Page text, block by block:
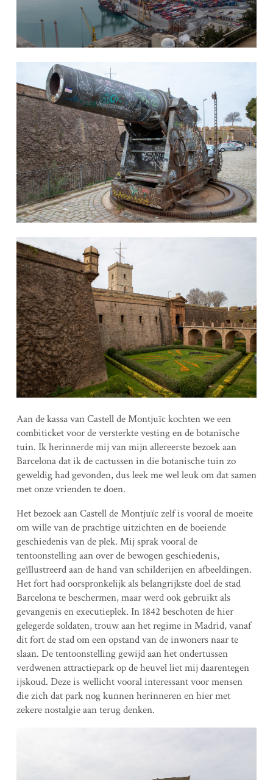
Aan de kassa van Castell de Montjuïc kochten we een
combiticket voor de versterkte vesting en de botanische
tuin. Ik herinnerde mij van mijn allereerste bezoek aan
Barcelona dat ik de cactussen in die botanische tuin zo
geweldig had gevonden, dus leek me wel leuk om dat samen
met onze vrienden te doen.
Het bezoek aan Castell de Montjuïc zelf is vooral de moeite
om wille van de prachtige uitzichten en de boeiende
geschiedenis van de plek. Mij sprak vooral de
tentoonstelling aan over de bewogen geschiedenis,
geïllustreerd aan de hand van schilderijen en afbeeldingen.
Het fort had oorspronkelijk als belangrijkste doel de stad
Barcelona te beschermen, maar werd ook gebruikt als
gevangenis en executieplek. In 1842 beschoten de hier
gelegerde soldaten, trouw aan het regime in Madrid, vanaf
dit fort de stad om een opstand van de inwoners naar te
slaan. De tentoonstelling gewijd aan het ondertussen
verdwenen attractiepark op de heuvel liet mij daarentegen
ijskoud. Deze is wellicht vooral interessant voor mensen
die zich dat park nog kunnen herinneren en hier met
zekere nostalgie aan terug denken.